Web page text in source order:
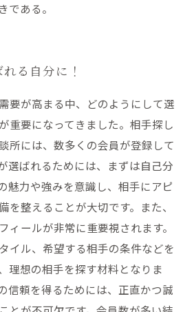
である。
る自分に！
要が高まる中、どのようにして選
重要になってきました。相手探し
所には、数多くの会員が登録して
選ばれるためには、まずは自己分
魅力や強みを意識し、相手にアピ
を整えることが大切です。また、
ィールが非常に重要視されます。
イル、希望する相手の条件などを
理想の相手を探す材料となりま
信頼を得るためには、正直かつ誠